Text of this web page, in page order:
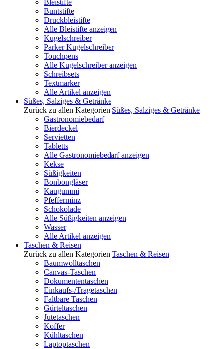
Bleistifte
Buntstifte
Druckbleistifte
Alle Bleistifte anzeigen
Kugelschreiber
Parker Kugelschreiber
Touchpens
Alle Kugelschreiber anzeigen
Schreibsets
Textmarker
Alle Artikel anzeigen
Süßes, Salziges & Getränke
Zurück zu allen Kategorien Süßes, Salziges & Getränke
Gastronomiebedarf
Bierdeckel
Servietten
Tabletts
Alle Gastronomiebedarf anzeigen
Kekse
Süßigkeiten
Bonbongläser
Kaugummi
Pfefferminz
Schokolade
Alle Süßigkeiten anzeigen
Wasser
Alle Artikel anzeigen
Taschen & Reisen
Zurück zu allen Kategorien Taschen & Reisen
Baumwolltaschen
Canvas-Taschen
Dokumententaschen
Einkaufs-/Tragetaschen
Faltbare Taschen
Gürteltaschen
Jutetaschen
Koffer
Kühltaschen
Laptoptaschen